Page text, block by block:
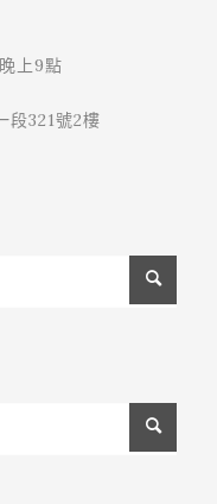
上9點
段321號2樓